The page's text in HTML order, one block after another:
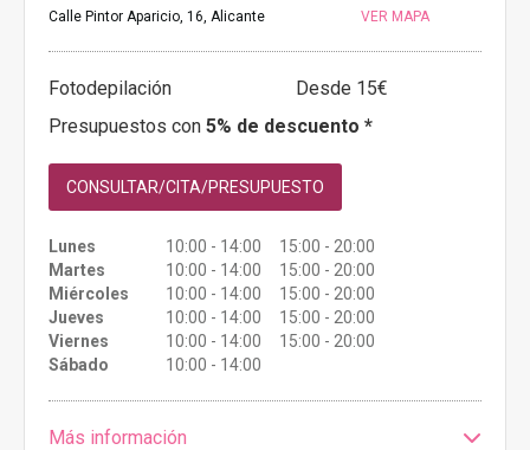
Calle Pintor Aparicio, 16, Alicante VER MAPA
Fotodepilación
Desde 15€
Presupuestos con 5% de descuento *
CONSULTAR/CITA/PRESUPUESTO
Lunes
10:00 - 14:00 15:00 - 20:00
Martes
10:00 - 14:00 15:00 - 20:00
Miércoles
10:00 - 14:00 15:00 - 20:00
Jueves
10:00 - 14:00 15:00 - 20:00
Viernes
10:00 - 14:00 15:00 - 20:00
Sábado
10:00 - 14:00
Más información